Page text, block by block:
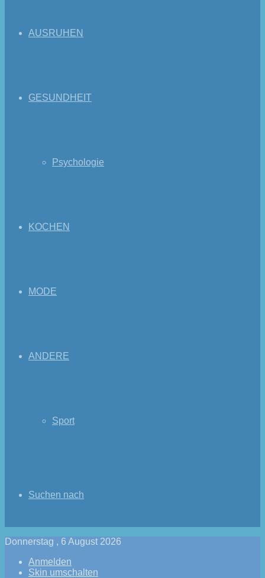
AUSRUHEN
GESUNDHEIT
Psychologie
KOCHEN
MODE
ANDERE
Sport
Suchen nach
Donnerstag , 6 August 2026
Anmelden
Skin umschalten